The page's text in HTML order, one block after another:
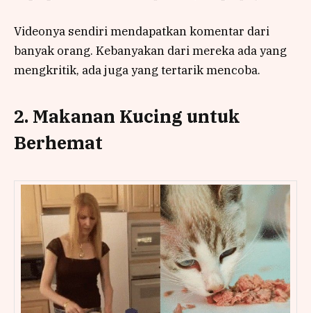
Videonya sendiri mendapatkan komentar dari
banyak orang. Kebanyakan dari mereka ada yang
mengkritik, ada juga yang tertarik mencoba.
2. Makanan Kucing untuk
Berhemat